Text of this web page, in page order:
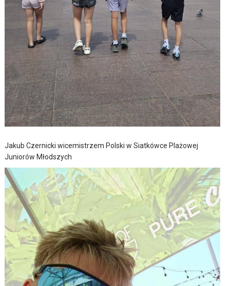
Jakub Czernicki wicemistrzem Polski w Siatkówce Plażowej
Juniorów Młodszych